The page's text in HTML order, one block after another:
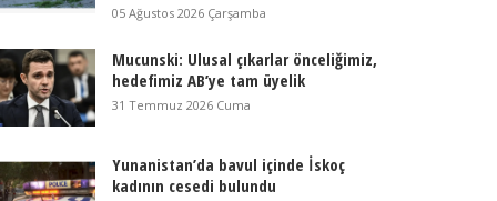
05 Ağustos 2026 Çarşamba
Mucunski: Ulusal çıkarlar önceliğimiz,
hedefimiz AB’ye tam üyelik
31 Temmuz 2026 Cuma
Yunanistan’da bavul içinde İskoç
kadının cesedi bulundu